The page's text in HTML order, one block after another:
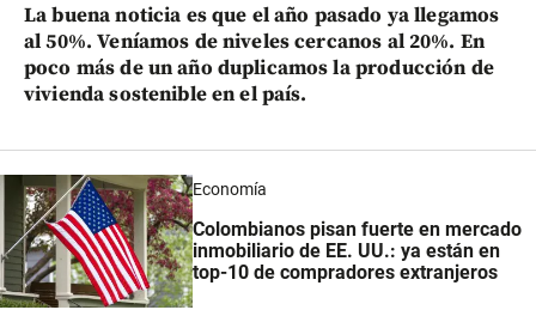
La buena noticia es que el año pasado ya llegamos
al 50%. Veníamos de niveles cercanos al 20%. En
poco más de un año duplicamos la producción de
vivienda sostenible en el país.
Economía
Colombianos pisan fuerte en mercado
inmobiliario de EE. UU.: ya están en
top-10 de compradores extranjeros